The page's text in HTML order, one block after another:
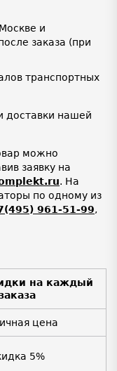
и
заказа (при
транспортных
доставки нашей
можно
заявку на
. На
по одному из
961-51-99,
на каждый
цена
5%